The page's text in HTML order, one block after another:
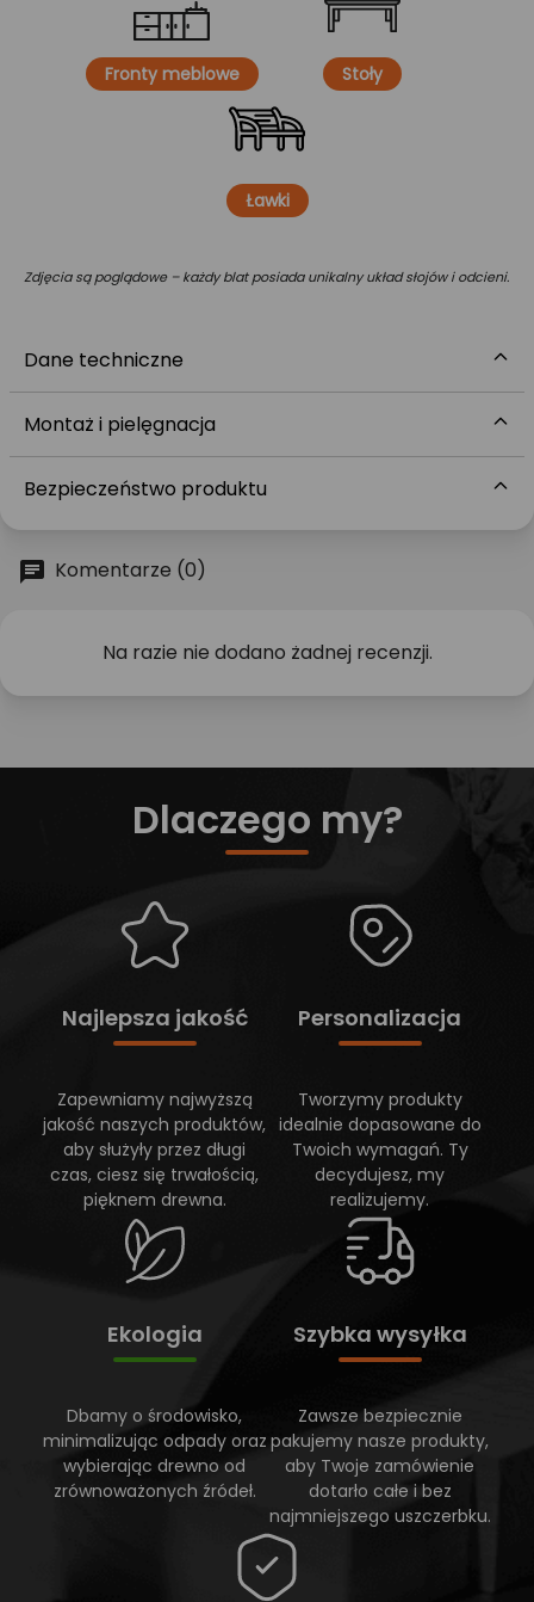
Fronty meblowe Stoły
Ławki
Zdjęcia są poglądowe – każdy blat posiada unikalny układ słojów i odcieni.
Dane techniczne
Montaż i pielęgnacja
Bezpieczeństwo produktu
Komentarze (0)
Na razie nie dodano żadnej recenzji.
Dlaczego my?
Najlepsza jakość
Zapewniamy najwyższą
jakość naszych produktów,
aby służyły przez długi
czas, ciesz się trwałością,
pięknem drewna.
Personalizacja
Tworzymy produkty
idealnie dopasowane do
Twoich wymagań. Ty
decydujesz, my
realizujemy.
Ekologia
Dbamy o środowisko,
minimalizując odpady oraz
wybierając drewno od
zrównoważonych źródeł.
Szybka wysyłka
Zawsze bezpiecznie
pakujemy nasze produkty,
aby Twoje zamówienie
dotarło całe i bez
najmniejszego uszczerbku.